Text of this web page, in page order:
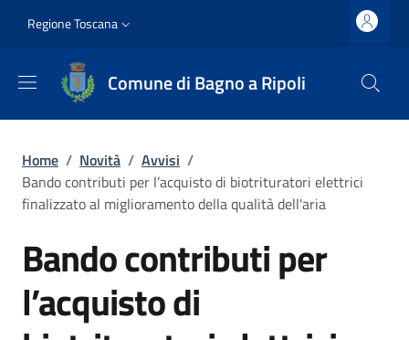
Slim top
Regione Toscana
Comune di Bagno a Ripoli
Briciole di pane
Home / Novità / Avvisi /
Bando contributi per l’acquisto di biotrituratori elettrici
finalizzato al miglioramento della qualità dell'aria
Bando contributi per
l’acquisto di